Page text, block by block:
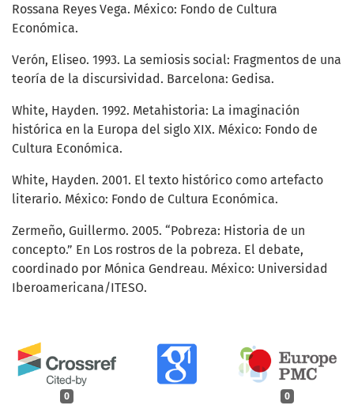
0 0
Rossana Reyes Vega. México: Fondo de Cultura
Económica.
Verón, Eliseo. 1993. La semiosis social: Fragmentos de una
teoría de la discursividad. Barcelona: Gedisa.
White, Hayden. 1992. Metahistoria: La imaginación
histórica en la Europa del siglo XIX. México: Fondo de
Cultura Económica.
White, Hayden. 2001. El texto histórico como artefacto
literario. México: Fondo de Cultura Económica.
Zermeño, Guillermo. 2005. “Pobreza: Historia de un
concepto.” En Los rostros de la pobreza. El debate,
coordinado por Mónica Gendreau. México: Universidad
Iberoamericana/ITESO.